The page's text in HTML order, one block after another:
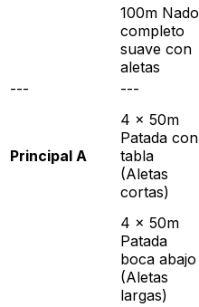
100m Nado
completo
suave con
aletas
---
---
Principal A
4 x 50m
Patada con
tabla
(Aletas
cortas)
4 x 50m
Patada
boca abajo
(Aletas
largas)